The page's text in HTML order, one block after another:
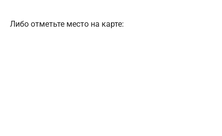
Либо отметьте место на карте: